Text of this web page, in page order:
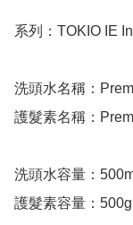
系列：TOKIO IE
洗頭水名稱：
護髮素名稱：
洗頭水容量：
護髮素容量：500g